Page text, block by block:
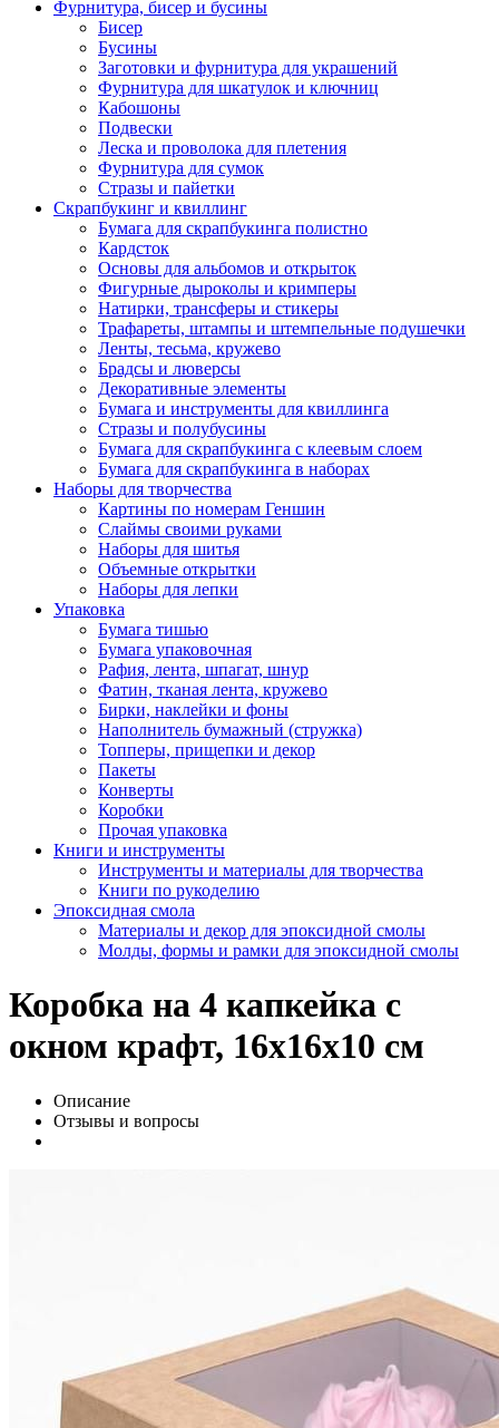
Фурнитура, бисер и бусины
Бисер
Бусины
Заготовки и фурнитура для украшений
Фурнитура для шкатулок и ключниц
Кабошоны
Подвески
Леска и проволока для плетения
Фурнитура для сумок
Стразы и пайетки
Скрапбукинг и квиллинг
Бумага для скрапбукинга полистно
Кардсток
Основы для альбомов и открыток
Фигурные дыроколы и кримперы
Натирки, трансферы и стикеры
Трафареты, штампы и штемпельные подушечки
Ленты, тесьма, кружево
Брадсы и люверсы
Декоративные элементы
Бумага и инструменты для квиллинга
Стразы и полубусины
Бумага для скрапбукинга с клеевым слоем
Бумага для скрапбукинга в наборах
Наборы для творчества
Картины по номерам Геншин
Слаймы своими руками
Наборы для шитья
Объемные открытки
Наборы для лепки
Упаковка
Бумага тишью
Бумага упаковочная
Рафия, лента, шпагат, шнур
Фатин, тканая лента, кружево
Бирки, наклейки и фоны
Наполнитель бумажный (стружка)
Топперы, прищепки и декор
Пакеты
Конверты
Коробки
Прочая упаковка
Книги и инструменты
Инструменты и материалы для творчества
Книги по рукоделию
Эпоксидная смола
Материалы и декор для эпоксидной смолы
Молды, формы и рамки для эпоксидной смолы
Коробка на 4 капкейка с
окном крафт, 16х16х10 см
Описание
Отзывы и вопросы